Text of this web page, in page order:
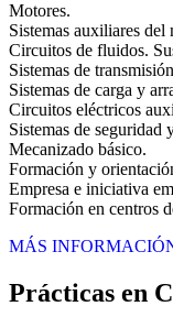
Motores.
Sistemas auxiliares del
Circuitos de fluidos.
Sistemas de
Sistemas de carga y
Circuitos eléctricos
Sistemas de seguridad
Mecanizado básico.
Formación y
Empresa e iniciativa
Formación en centros
MÁS
Prácticas en